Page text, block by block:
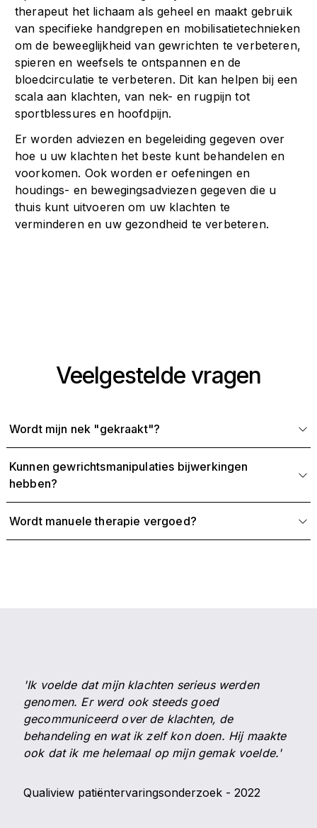
therapeut het lichaam als geheel en maakt gebruik
van specifieke handgrepen en mobilisatietechnieken
om de beweeglijkheid van gewrichten te verbeteren,
spieren en weefsels te ontspannen en de
bloedcirculatie te verbeteren. Dit kan helpen bij een
scala aan klachten, van nek- en rugpijn tot
sportblessures en hoofdpijn.
Er worden adviezen en begeleiding gegeven over
hoe u uw klachten het beste kunt behandelen en
voorkomen. Ook worden er oefeningen en
houdings- en bewegingsadviezen gegeven die u
thuis kunt uitvoeren om uw klachten te
verminderen en uw gezondheid te verbeteren.
Veelgestelde vragen
Wordt mijn nek "gekraakt"?
Kunnen gewrichtsmanipulaties bijwerkingen
hebben?
Wordt manuele therapie vergoed?
'Ik voelde dat mijn klachten serieus werden
genomen. Er werd ook steeds goed
gecommuniceerd over de klachten, de
behandeling en wat ik zelf kon doen. Hij maakte
ook dat ik me helemaal op mijn gemak voelde.'
Qualiview patiëntervaringsonderzoek - 2022